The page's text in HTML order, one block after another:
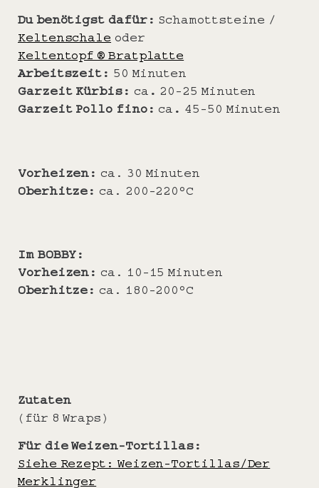
Du benötigst dafür: Schamottsteine /
Keltenschale oder
Keltentopf ® Bratplatte
Arbeitszeit: 50 Minuten
Garzeit Kürbis: ca . 20-25 Minuten
Garzeit Pollo fino: ca . 45-50 Minuten
Vorheizen: ca. 30 Minuten
Oberhitze: ca. 200-220°C
Im BOBBY:
Vorheizen: ca. 10-15 Minuten
Oberhitze: ca. 180-200°C
Zutaten
(für 8 Wraps)
Für die Weizen-Tortillas:
Siehe Rezept: Weizen-Tortillas/Der
Merklinger